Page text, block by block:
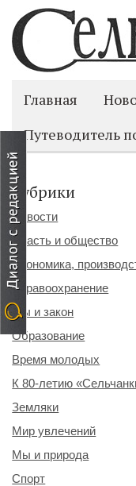
Главная
Путеводитель
Рубрики
Новости
Власть и общество
Экономика,
Здравоохранение
Мы и закон
Образование
Время молодых
К 80-летию
Земляки
Мир увлечений
Мы и природа
Спорт